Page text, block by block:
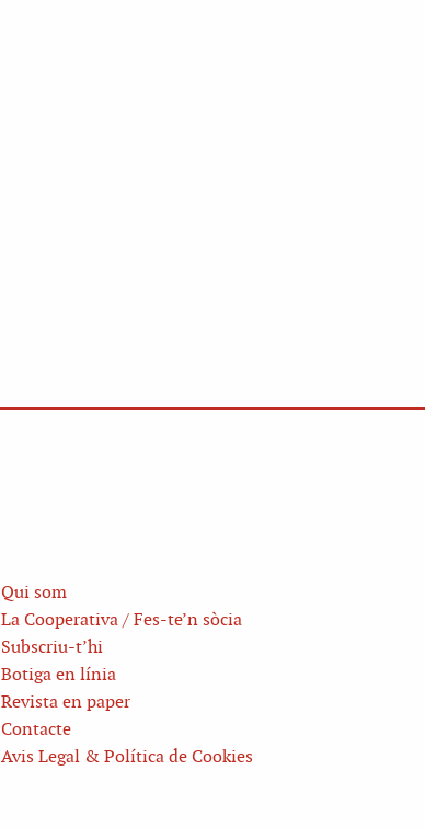
Qui som
La Cooperativa / Fes-te’n sòcia
Subscriu-t’hi
Botiga en línia
Revista en paper
Contacte
Avis Legal & Política de Cookies